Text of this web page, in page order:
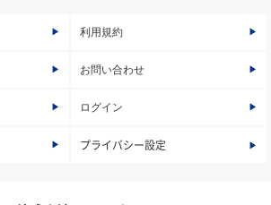
利用規約
お問い合わせ
ログイン
プライバシー設定